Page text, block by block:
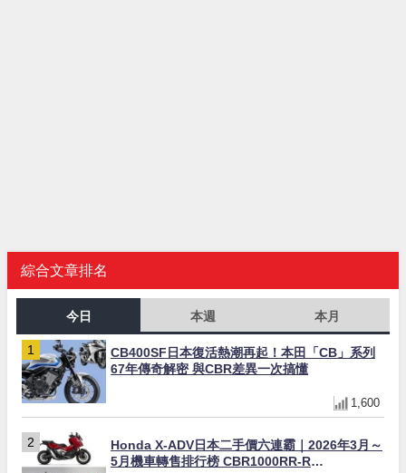
綜合文章排名
今日 本週 本月
CB400SF日本復活熱潮再起！本田「CB」系列
67年傳奇解密 與CBR差異一次搞懂
1,600
Honda X-ADV日本二手價六連霸｜2026年3月～
5月機車轉售排行榜 CBR1000RR-R